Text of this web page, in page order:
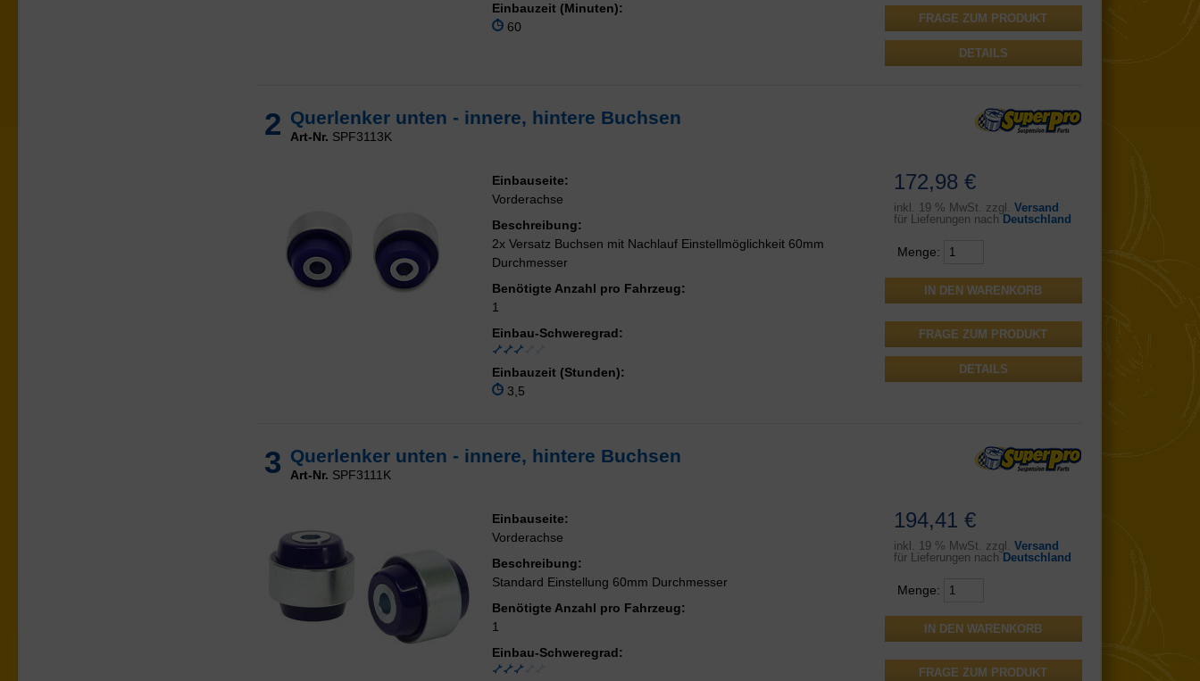
FRAGE ZUM PRODUKT
DETAILS
Einbauzeit (Minuten):
60
2 Querlenker unten - innere, hintere Buchsen
Art-Nr. SPF3113K
172,98 €
inkl. 19 % MwSt. zzgl. Versand
für Lieferungen nach Deutschland
Menge:
FRAGE ZUM PRODUKT
DETAILS
Einbauseite:
Vorderachse
Beschreibung:
2x Versatz Buchsen mit Nachlauf Einstellmöglichkeit 60mm
Durchmesser
Benötigte Anzahl pro Fahrzeug:
1
Einbau-Schweregrad:
Einbauzeit (Stunden):
3,5
3 Querlenker unten - innere, hintere Buchsen
Art-Nr. SPF3111K
194,41 €
inkl. 19 % MwSt. zzgl. Versand
für Lieferungen nach Deutschland
Menge:
FRAGE ZUM PRODUKT
Einbauseite:
Vorderachse
Beschreibung:
Standard Einstellung 60mm Durchmesser
Benötigte Anzahl pro Fahrzeug:
1
Einbau-Schweregrad: